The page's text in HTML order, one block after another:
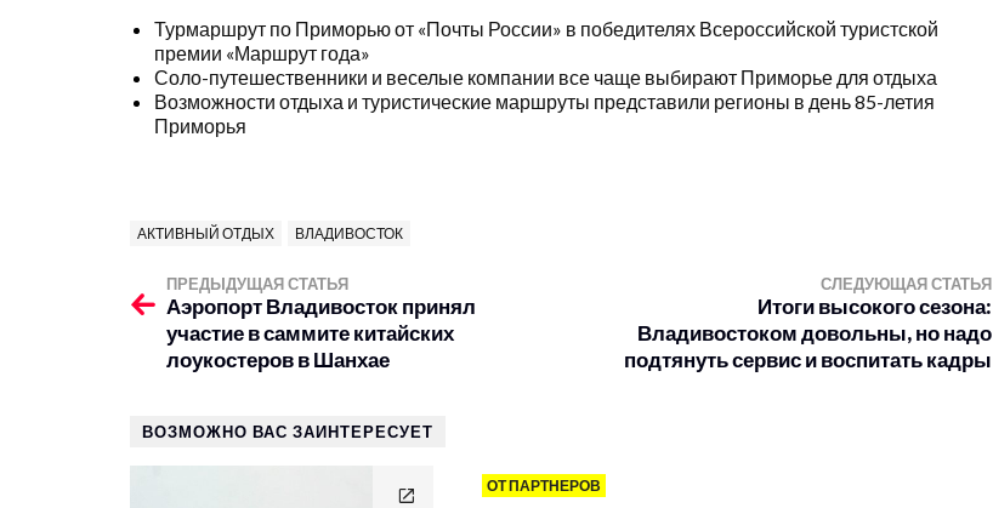
Турмаршрут по Приморью от «Почты России» в победителях Всероссийской туристской
премии «Маршрут года»
Соло-путешественники и веселые компании все чаще выбирают Приморье для отдыха
Возможности отдыха и туристические маршруты представили регионы в день 85-летия
Приморья
АКТИВНЫЙ ОТДЫХ ВЛАДИВОСТОК
ПРЕДЫДУЩАЯ СТАТЬЯ
Аэропорт Владивосток принял
участие в саммите китайских
лоукостеров в Шанхае
СЛЕДУЮЩАЯ СТАТЬЯ
Итоги высокого сезона:
Владивостоком довольны, но надо
подтянуть сервис и воспитать кадры
ВОЗМОЖНО ВАС ЗАИНТЕРЕСУЕТ
ОТ ПАРТНЕРОВ